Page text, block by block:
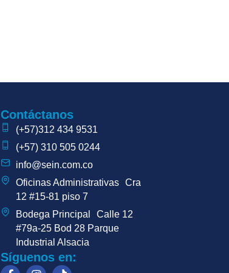
Contáctanos
(+57)312 434 9531
(+57) 310 505 0244
info@sein.com.co
Oficinas Administrativas Cra
12 #15-81 piso 7
Bodega Principal Calle 12
#79a-25 Bod 28 Parque
Industrial Alsacia
Síguenos en: